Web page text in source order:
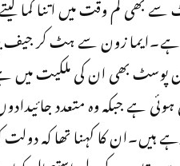
زون سے ہٹ کر جیف
پوسٹ بھی ان کی ملکیت
ہوئی ہے جبکہ وہ متعدد
ہیں۔ان کا کہنا تھا کہ